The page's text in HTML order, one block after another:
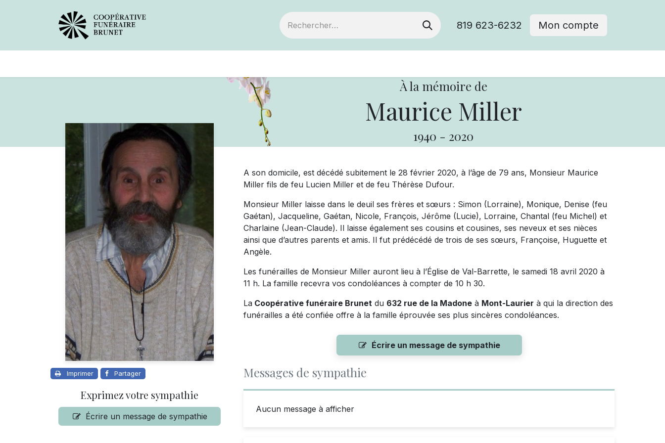
819 623-6232 Mon compte
À la mémoire de
Maurice Miller
1940 - 2020
Imprimer Partager
Exprimez votre sympathie
Écrire un message de sympathie
A son domicile, est décédé subitement le 28 février 2020, à l’âge de 79 ans, Monsieur Maurice
Miller fils de feu Lucien Miller et de feu Thérèse Dufour.
Monsieur Miller laisse dans le deuil ses frères et sœurs : Simon (Lorraine), Monique, Denise (feu
Gaétan), Jacqueline, Gaétan, Nicole, François, Jérôme (Lucie), Lorraine, Chantal (feu Michel) et
Charlaine (Jean-Claude). Il laisse également ses cousins et cousines, ses neveux et ses nièces
ainsi que d’autres parents et amis. Il fut prédécédé de trois de ses sœurs, Françoise, Huguette et
Angèle.
Les funérailles de Monsieur Miller auront lieu à l’Église de Val-Barrette, le samedi 18 avril 2020 à
11 h. La famille recevra vos condoléances à compter de 10 h 30.
La Coopérative funéraire Brunet du 632 rue de la Madone à Mont-Laurier à qui la direction des
funérailles a été confiée offre à la famille éprouvée ses plus sincères condoléances.
Écrire un message de sympathie
Messages de sympathie
Aucun message à afficher